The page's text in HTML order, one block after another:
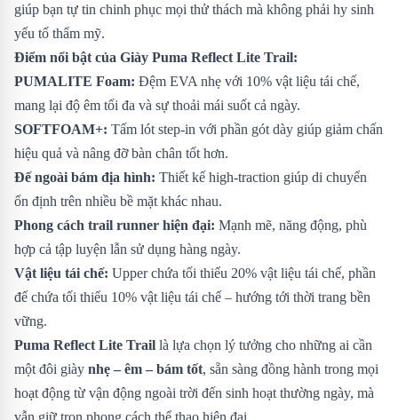
giúp bạn tự tin chinh phục mọi thử thách mà không phải hy sinh
yếu tố thẩm mỹ.
Điểm nổi bật của Giày Puma Reflect Lite Trail:
PUMALITE Foam: Đệm EVA nhẹ với 10% vật liệu tái chế,
mang lại độ êm tối đa và sự thoải mái suốt cả ngày.
SOFTFOAM+: Tấm lót step-in với phần gót dày giúp giảm chấn
hiệu quả và nâng đỡ bàn chân tốt hơn.
Đế ngoài bám địa hình: Thiết kế high-traction giúp di chuyển
ổn định trên nhiều bề mặt khác nhau.
Phong cách trail runner hiện đại: Mạnh mẽ, năng động, phù
hợp cả tập luyện lẫn sử dụng hàng ngày.
Vật liệu tái chế: Upper chứa tối thiểu 20% vật liệu tái chế, phần
đế chứa tối thiểu 10% vật liệu tái chế – hướng tới thời trang bền
vững.
Puma Reflect Lite Trail là lựa chọn lý tưởng cho những ai cần
một đôi giày nhẹ – êm – bám tốt, sẵn sàng đồng hành trong mọi
hoạt động từ vận động ngoài trời đến sinh hoạt thường ngày, mà
vẫn giữ trọn phong cách thể thao hiện đại.